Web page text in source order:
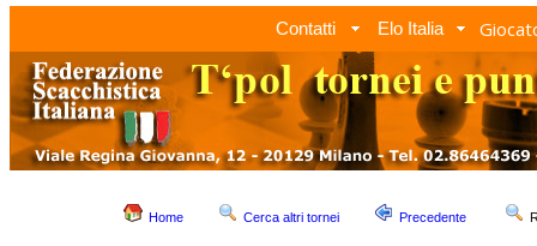
Contatti Elo Italia
Home Cerca altri tornei Precedente